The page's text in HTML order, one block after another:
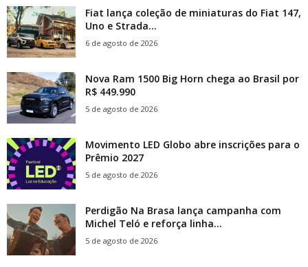
Fiat lança coleção de miniaturas do Fiat 147,
Uno e Strada...
6 de agosto de 2026
Nova Ram 1500 Big Horn chega ao Brasil por
R$ 449.990
5 de agosto de 2026
Movimento LED Globo abre inscrições para o
Prêmio 2027
5 de agosto de 2026
Perdigão Na Brasa lança campanha com
Michel Teló e reforça linha...
5 de agosto de 2026